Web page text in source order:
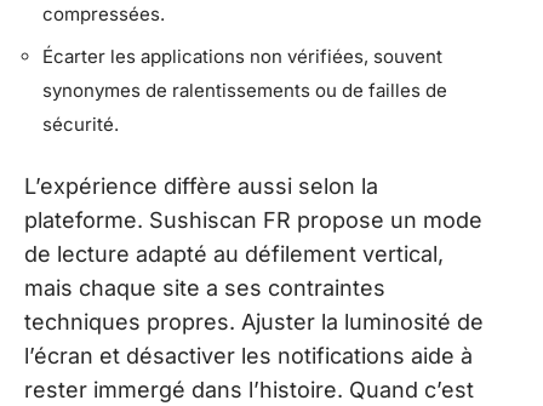
compressées.
Écarter les applications non vérifiées, souvent
synonymes de ralentissements ou de failles de
sécurité.
L’expérience diffère aussi selon la
plateforme. Sushiscan FR propose un mode
de lecture adapté au défilement vertical,
mais chaque site a ses contraintes
techniques propres. Ajuster la luminosité de
l’écran et désactiver les notifications aide à
rester immergé dans l’histoire. Quand c’est